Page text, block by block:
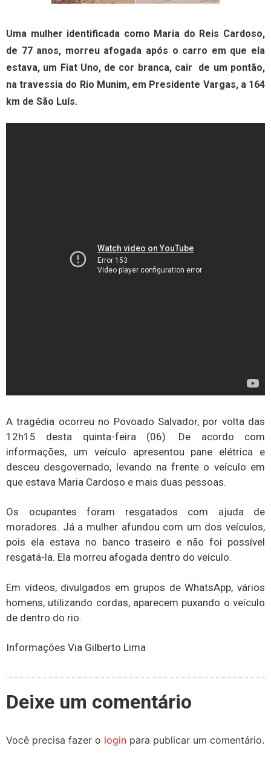
Uma mulher identificada como Maria do Reis Cardoso,
de 77 anos, morreu afogada após o carro em que ela
estava, um Fiat Uno, de cor branca, cair de um pontão,
na travessia do Rio Munim, em Presidente Vargas, a 164
km de São Luís.
A tragédia ocorreu no Povoado Salvador, por volta das
12h15 desta quinta-feira (06). De acordo com
informações, um veículo apresentou pane elétrica e
desceu desgovernado, levando na frente o veículo em
que estava Maria Cardoso e mais duas pessoas.
Os ocupantes foram resgatados com ajuda de
moradores. Já a mulher afundou com um dos veículos,
pois ela estava no banco traseiro e não foi possível
resgatá-la. Ela morreu afogada dentro do veículo.
Em vídeos, divulgados em grupos de WhatsApp, vários
homens, utilizando cordas, aparecem puxando o veículo
de dentro do rio.
Informações Via Gilberto Lima
Deixe um comentário
Você precisa fazer o login para publicar um comentário.